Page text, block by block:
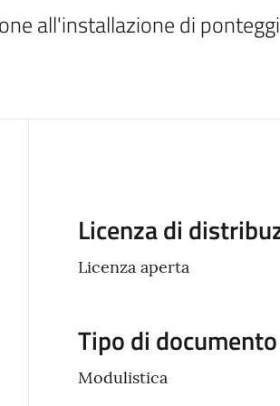
all'installazione di
Descrizione
Licenza di
Licenza aperta
Tipo di documento
Modulistica